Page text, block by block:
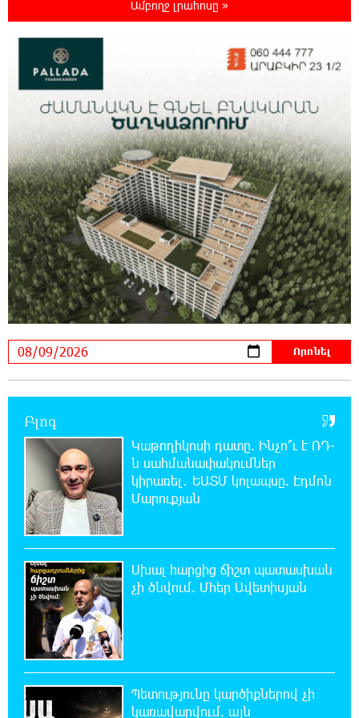
23-ամյա ուսանողի մշակած հավելվածը
նույնիսկ Google Maps-ը
23:39:22 8-08-2026
Ռուսաստանի տարածքում ոչնչացվել է
ուկրաինական 360 անօդաչու թռչող սարք
23:20:45 8-08-2026
Օգոստոսի 10-ին, 11-ին, 12-ին, 13-ին, 14-ին,
17-ին, 18-ին և 20-ին հարյուրավոր
հասցեներում լույս չի լինելու
23:01:57 8-08-2026
Ողբերգական դեպք՝ Երևանում․ Կիևյան
կամրջի տակ հայտնաբերվել է տղամարդու
մարմին
Ադրբեջանի Սարով գյուղում տանը 18-ամյա
աղջկա դի է հայտնաբերվել
22:25:11 8-08-2026
Հայհիդրոմետի տնօրենը գրել է
22:07:09 8-08-2026
Արտակարգ դեպք՝ Երևանում․ կոտրել են
«Հույս բոլոր մարդկանց» հիմնադրամի
շենքի պատուհաններն ու դռները
21:48:41 8-08-2026
Ալիևն ու Թրամփը հեռախոսազրույց են
Ամբողջ լրահոսը »
Բլոգ
Կաթողիկոսի դատը. Ինչո՞ւ է ՌԴ-
ն սահմանափակումներ
կիրառել․ ԵԱՏՄ կոլապսը. Էդմոն
Մարուքյան
Սխալ հարցից ճիշտ պատասխան
չի ծնվում. Մհեր Ավետիսյան
Պետությունը կարծիքներով չի
կառավարվում. այն